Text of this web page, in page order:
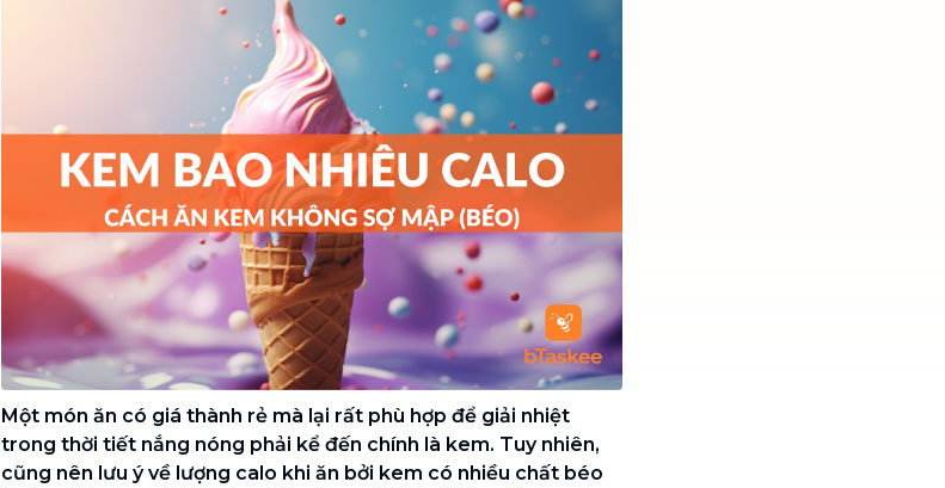
Chuyển nhà trọn gói, không lo dọn
NEW
Vệ sinh chuyên nghiệp cho văn
phòng, nhà xưởng, công trình lớn
Một món ăn có giá thành rẻ mà lại rất phù hợp để giải nhiệt
trong thời tiết nắng nóng phải kể đến chính là kem. Tuy nhiên,
cũng nên lưu ý về lượng calo khi ăn bởi kem có nhiều chất béo